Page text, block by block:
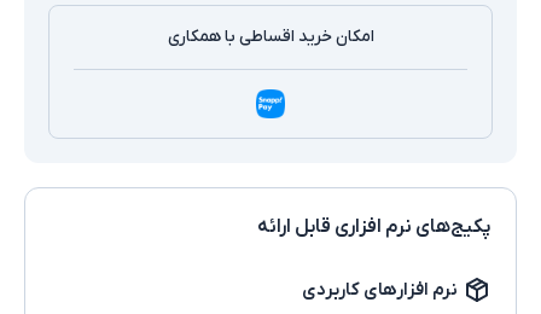
امکان خرید اقساطی با همکاری
پکیج‌های نرم افزاری قابل ارائه
نرم افزارهای کاربردی